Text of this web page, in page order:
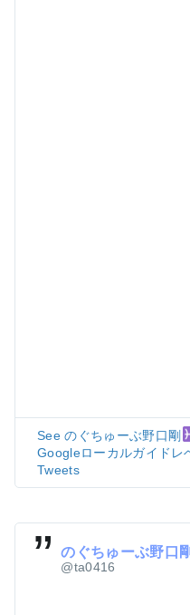
See のぐちゅーぶ野口剛
Googleローカルガイド
Tweets
のぐちゅーぶ野口剛
@ta0416